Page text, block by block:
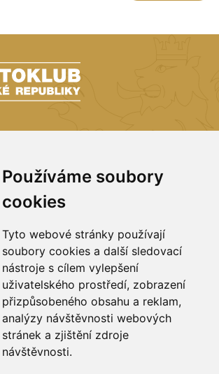
Používáme soubory
cookies
Tyto webové stránky používají
soubory cookies a další sledovací
nástroje s cílem vylepšení
uživatelského prostředí, zobrazení
přizpůsobeného obsahu a reklam,
analýzy návštěvnosti webových
stránek a zjištění zdroje
návštěvnosti.
224 (sekretariat)
221 (členství)